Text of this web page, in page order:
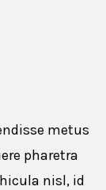
metus
pharetra
nisl, id